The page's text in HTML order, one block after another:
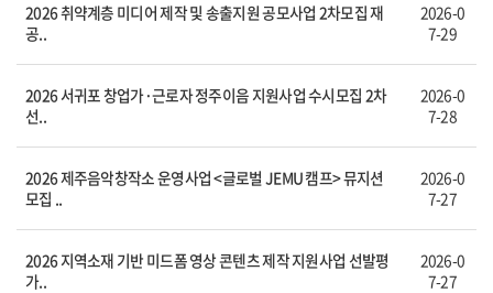
2026 취약계층 미디어 제작 및 송출지원 공모사업 2차모집 재
공..
2026-0
7-29
2026 서귀포 창업가·근로자 정주이음 지원사업 수시모집 2차
선..
2026-0
7-28
2026 제주음악창작소 운영사업 <글로벌 JEMU 캠프> 뮤지션
모집 ..
2026-0
7-27
2026 지역소재 기반 미드폼 영상 콘텐츠 제작 지원사업 선발평
가..
2026-0
7-27